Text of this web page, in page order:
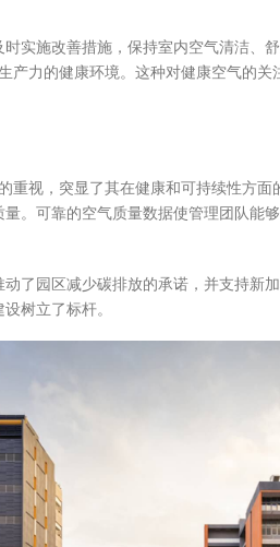
实施改善措施，保持室内空气清洁、
产力的健康环境。这种对健康空气的
视，突显了其在健康和可持续性方面
。可靠的空气质量数据使管理团队能
了园区减少碳排放的承诺，并支持新
树立了标杆。